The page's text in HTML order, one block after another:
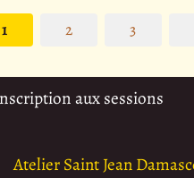
1
2 3
aux sessions
Atelier Saint Jean